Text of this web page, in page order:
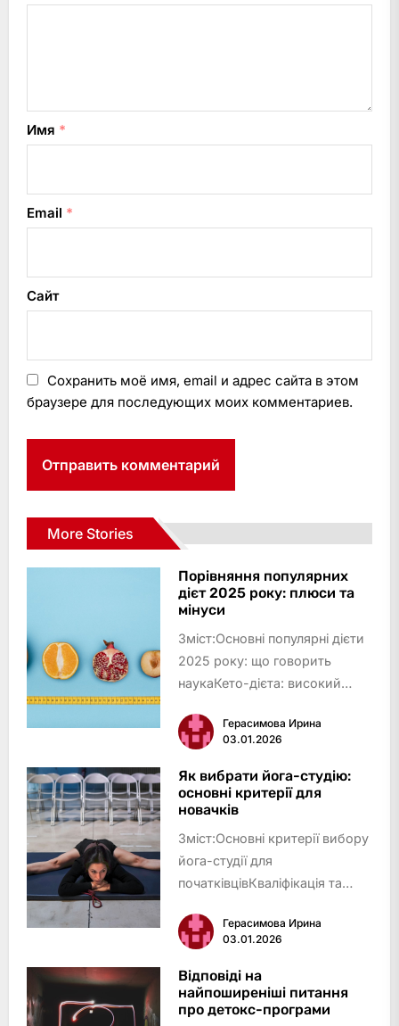
Имя *
Email *
Сайт
Сохранить моё имя, email и адрес сайта в этом
браузере для последующих моих комментариев.
More Stories
Порівняння популярних
дієт 2025 року: плюси та
мінуси
Зміст:Основні популярні дієти
2025 року: що говорить
наукаКето-дієта: високий
вуглеводівСередземноморська
дієта: баланс і
смакІнтервальне голодування:
харчуйся за
годинникомРослинний раціон:
тенденція до …
Герасимова Ирина
03.01.2026
Як вибрати йога-студію:
основні критерії для
новачків
Зміст:Основні критерії вибору
йога-студії для
початківцівКваліфікація та
йога-занять та стилі
практикиАтмосфера студії та
зручностіРозташування та
розклад занятьПрозорість цін
та додатк…
Герасимова Ирина
03.01.2026
Відповіді на
найпоширеніші питання
про детокс-програми